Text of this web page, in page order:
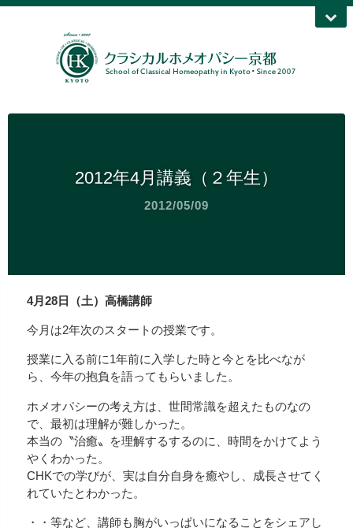
2012年4月講義（２年生）
2012/05/09
4月28日（土）高橋講師
今月は2年次のスタートの授業です。
授業に入る前に1年前に入学した時と今とを比べなが
ら、今年の抱負を語ってもらいました。
ホメオパシーの考え方は、世間常識を超えたものなの
で、最初は理解が難しかった。
本当の〝治癒〟を理解するするのに、時間をかけてよう
やくわかった。
CHKでの学びが、実は自分自身を癒やし、成長させてく
れていたとわかった。
・・等など、講師も胸がいっぱいになることをシェアし